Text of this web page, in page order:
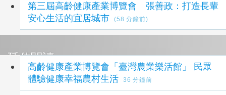
第三屆高齡健康產業博覽會 張善政：打造長輩
安心生活的宜居城市
(58 分鐘前)
延伸閱讀
高齡健康產業博覽會「臺灣農業樂活館」 民眾
體驗健康幸福農村生活
36 分鐘前